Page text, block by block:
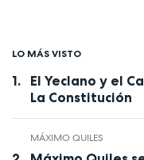
LO MÁS VISTO
El Yeclano y el
La Constitución
MÁXIMO QUILES